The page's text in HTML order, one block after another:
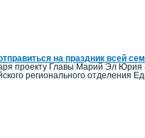
на праздник всей
проекту Главы Марий Эл
регионального отделения